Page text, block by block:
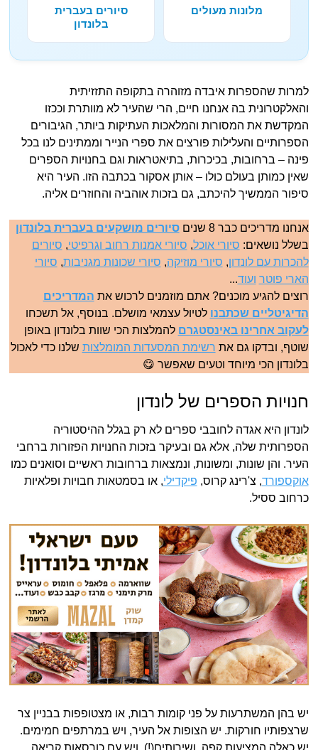
מלונות מעולים
סיורים בעברית
בלונדון
למרות שהספרות איבדה מזוהרה בתקופה התזזיתית
והאלקטרונית בה אנחנו חיים, הרי שהעיר לא מוותרת וככזו
המקדשת את המסורות והמלאכות העתיקות ביותר, הגיבורים
הספרותיים והעלילות פורצים את ספרי הנייר וממתינים לנו בכל
פינה – ברחובות, בכיכרות, בתיאטראות וגם בחנויות הספרים
שאין כמותן בעולם כולו – אותן אסקור בכתבה הזו. העיר היא
סיפור הממשיך להיכתב, גם בזכות אוהביה והחוזרים אליה.
אנחנו מדריכים כבר 8 שנים
סיורים מושקעים בעברית בלונדון
בשלל נושאים: סיורי אוכל, סיורי אמנות רחוב וגרפיטי, סיורים
להכרות עם לונדון, סיורי מוזיקה, סיורי שכונות מגניבות, סיורי
הארי פוטר ועוד...
רוצים להגיע מוכנים? אתם מוזמנים לרכוש את המדריכים
הדיגיטליים שכתבנו לטיול עצמאי מושלם. בנוסף, אל תשכחו
לעקוב אחרינו באינסטגרם להמלצות הכי שוות בלונדון באופן
שוטף, ובדקו גם את רשימת המסעדות המומלצות שלנו כדי לאכול
בלונדון הכי מיוחד וטעים שאפשר 😋
חנויות הספרים של לונדון
לונדון היא אגדה לחובבי ספרים לא רק בגלל ההיסטוריה
הספרותית שלה, אלא גם ובעיקר בזכות החנויות הפזורות ברחבי
העיר. והן שונות, ומשונות, ונמצאות ברחובות ראשיים וסואנים כמו
אוקספורד, צ'רינג קרוס, פיקדילי, או בסמטאות חבויות ופלאיות
כרחוב ססיל.
יש בהן המשתרעות על פני קומות רבות, או מצטופפות בבניין צר
שרצפותיו חורקות. יש הצופות אל העיר, ויש במרתפים חמימים.
יש כאלה המציעות קפה, ושירותים(!), ויש עם כורסאות קריאה